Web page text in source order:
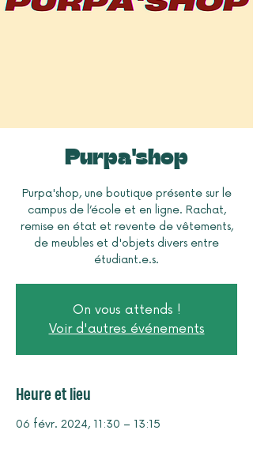
Purpa'shop
Purpa'shop, une boutique présente sur le
campus de l’école et en ligne. Rachat,
remise en état et revente de vêtements,
de meubles et d'objets divers entre
étudiant.e.s.
On vous attends !
Voir d'autres événements
Heure et lieu
06 févr. 2024, 11:30 – 13:15